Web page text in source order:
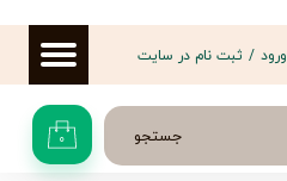
جستجو ۰
ورود / ثبت نام در سایت